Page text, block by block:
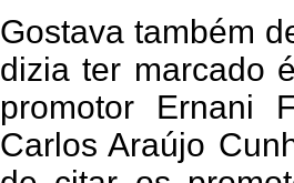
Gostava também
dizia ter marcado
promotor Ernani
Carlos Araújo